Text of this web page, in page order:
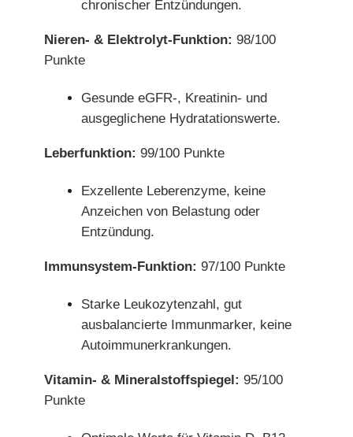
chronischer Entzündungen.
Nieren- & Elektrolyt-Funktion: 98/100
Punkte
Gesunde eGFR-, Kreatinin- und
ausgeglichene Hydratationswerte.
Leberfunktion: 99/100 Punkte
Exzellente Leberenzyme, keine
Anzeichen von Belastung oder
Entzündung.
Immunsystem-Funktion: 97/100 Punkte
Starke Leukozytenzahl, gut
ausbalancierte Immunmarker, keine
Autoimmunerkrankungen.
Vitamin- & Mineralstoffspiegel: 95/100
Punkte